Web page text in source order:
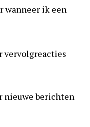
wanneer ik een
vervolgreacties
nieuwe berichten